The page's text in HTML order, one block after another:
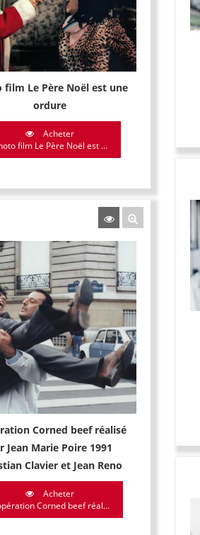
film Le Père Noël est une
ordure
Acheter
film Le Père Noël est ...
Corned beef réalisé
Jean Marie Poire 1991
Clavier et Jean Reno
Acheter
Corned beef réal...